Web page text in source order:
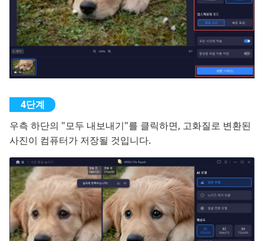
우측 하단의 "모두 내보내기"를 클릭하면, 고화질로 변환된
사진이 컴퓨터가 저장될 것입니다.